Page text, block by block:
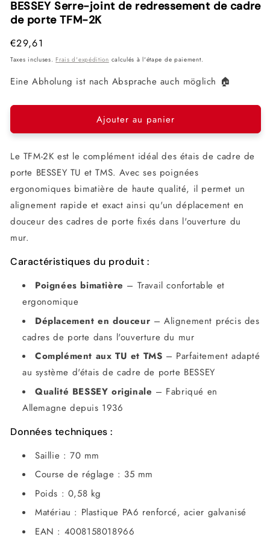
dans
une
fenêtre
fenêtre
BESSEY Serre-joint de redressement de cadre
de porte TFM-2K
Prix
habituel
€29,61
Taxes incluses.Frais d'expédition calculés à l'étape de paiement.
Eine Abholung ist nach Absprache auch möglich 🏠
Ajouter au panier
Le TFM-2K est le complément idéal des étais de cadre de
porte BESSEY TU et TMS. Avec ses poignées
ergonomiques bimatière de haute qualité, il permet un
alignement rapide et exact ainsi qu'un déplacement en
douceur des cadres de porte fixés dans l'ouverture du
mur.
Caractéristiques du produit :
Poignées bimatière – Travail confortable et
ergonomique
Déplacement en douceur – Alignement précis des
cadres de porte dans l'ouverture du mur
Complément aux TU et TMS – Parfaitement adapté
au système d'étais de cadre de porte BESSEY
Qualité BESSEY originale – Fabriqué en
Allemagne depuis 1936
Données techniques :
Saillie : 70 mm
Course de réglage : 35 mm
Poids : 0,58 kg
Matériau : Plastique PA6 renforcé, acier galvanisé
EAN : 4008158018966